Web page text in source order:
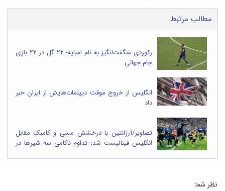
مطالب مرتبط
رکوردی شگفت‌انگیز به نام امباپه؛ ۲۲ گل در ۲۲ بازیِ
جام جهانی
انگلیس از خروج موقت دیپلمات‌هایش از ایران خبر
داد
تصاویر/آرژانتین با درخشش مسی و کامبک مقابل
انگلیس فینالیست شد؛ تداوم ناکامی سه شیرها در
نظر شما: